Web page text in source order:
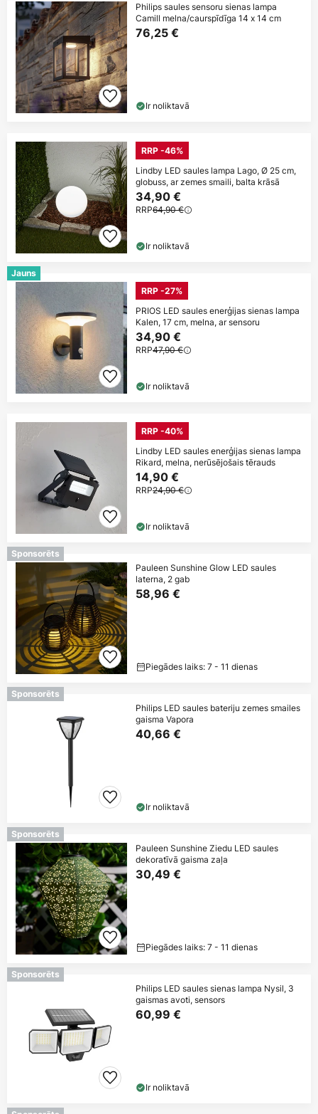
Philips saules sensoru sienas lampa
Camill melna/caurspīdīga 14 x 14 cm
76,25 €
Ir noliktavā
RRP -46%
Lindby LED saules lampa Lago, Ø 25 cm,
globuss, ar zemes smaili, balta krāsā
34,90 €
RRP64,90 €
Ir noliktavā
Jauns
RRP -27%
PRIOS LED saules enerģijas sienas lampa
Kalen, 17 cm, melna, ar sensoru
34,90 €
RRP47,90 €
Ir noliktavā
RRP -40%
Lindby LED saules enerģijas sienas lampa
Rikard, melna, nerūsējošais tērauds
14,90 €
RRP24,90 €
Ir noliktavā
Sponsorēts
Pauleen Sunshine Glow LED saules
laterna, 2 gab
58,96 €
Piegādes laiks: 7 - 11 dienas
Sponsorēts
Philips LED saules bateriju zemes smailes
gaisma Vapora
40,66 €
Ir noliktavā
Sponsorēts
Pauleen Sunshine Ziedu LED saules
dekoratīvā gaisma zaļa
30,49 €
Piegādes laiks: 7 - 11 dienas
Sponsorēts
Philips LED saules sienas lampa Nysil, 3
gaismas avoti, sensors
60,99 €
Ir noliktavā